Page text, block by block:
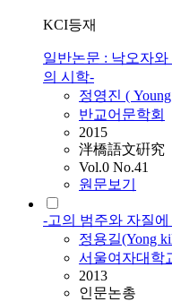
KCI등재
일반논문 : 낙오자
의 시학-
정영진 (
반교어문학회
2015
泮橋語文硏究
Vol.0 No.41
원문보기
-고의 범주와 자질에
정용길(Yong
서울여자대학
2013
인문논총